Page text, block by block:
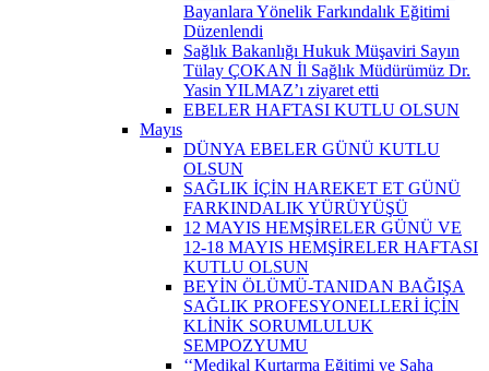
Bayanlara Yönelik Farkındalık Eğitimi
Düzenlendi
Sağlık Bakanlığı Hukuk Müşaviri Sayın
Tülay ÇOKAN İl Sağlık Müdürümüz Dr.
Yasin YILMAZ’ı ziyaret etti
EBELER HAFTASI KUTLU OLSUN
Mayıs
DÜNYA EBELER GÜNÜ KUTLU
OLSUN
SAĞLIK İÇİN HAREKET ET GÜNÜ
FARKINDALIK YÜRÜYÜŞÜ
12 MAYIS HEMŞİRELER GÜNÜ VE
12-18 MAYIS HEMŞİRELER HAFTASI
KUTLU OLSUN
BEYİN ÖLÜMÜ-TANIDAN BAĞIŞA
SAĞLIK PROFESYONELLERİ İÇİN
KLİNİK SORUMLULUK
SEMPOZYUMU
‘‘Medikal Kurtarma Eğitimi ve Saha